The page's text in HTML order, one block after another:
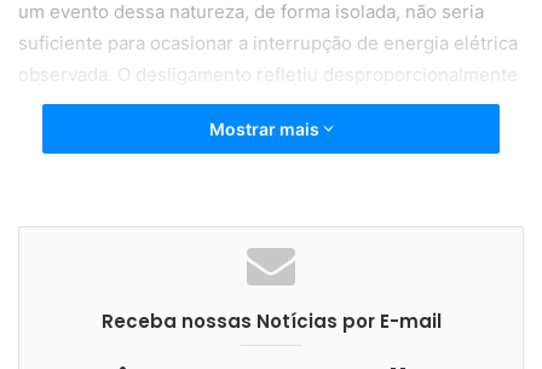
um evento dessa natureza, de forma isolada, não seria
suficiente para ocasionar a interrupção de energia elétrica
observada. O desligamento refletiu desproporcionalmente
em equipamentos adjacentes e ocasionou oscilações
elétricas (tensão e frequência) no sistema das regiões
(PPS), responsáveis pela abertura controlada de linhas
que compõem as interligações Norte – Nordeste, Nordeste
elétricas. Mais documentos estão sendo recebidos e
Mostrar mais
Receba nossas Notícias por E-mail